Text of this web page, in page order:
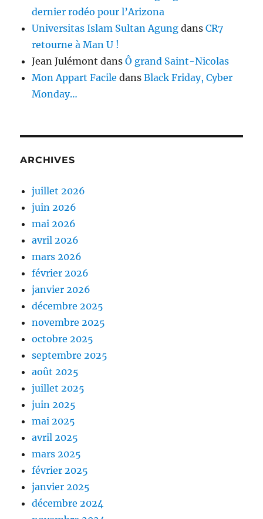
dernier rodéo pour l’Arizona
Universitas Islam Sultan Agung dansCR7
retourne à Man U !
Jean Julémont dansÔ grand Saint-Nicolas
Mon Appart Facile dansBlack Friday, Cyber
Monday…
ARCHIVES
juillet 2026
juin 2026
mai 2026
avril 2026
mars 2026
février 2026
janvier 2026
décembre 2025
novembre 2025
octobre 2025
septembre 2025
août 2025
juillet 2025
juin 2025
mai 2025
avril 2025
mars 2025
février 2025
janvier 2025
décembre 2024